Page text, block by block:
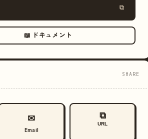
⧉
📖 ドキュメント
SHARE
✉
Email
⧉
URL